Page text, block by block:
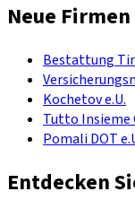
Neue Firmen
Bestattung
Kochetov e.U.
Tutto Insieme
Pomali DOT
Entdecken